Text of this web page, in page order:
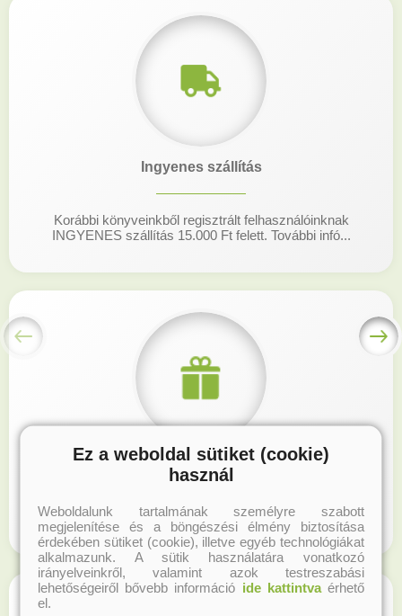
Ingyenes szállítás
Korábbi könyveinkből regisztrált felhasználóinknak
INGYENES szállítás 15.000 Ft felett. További infó...
Hűségprogram
Regisztrálj honlapunkon és gyűjtsd a hűségpontokat!
Ez a weboldal sütiket (cookie)
használ
Weboldalunk tartalmának személyre szabott
megjelenítése és a böngészési élmény biztosítása
érdekében sütiket (cookie), illetve egyéb technológiákat
alkalmazunk. A sütik használatára vonatkozó
irányelveinkről, valamint azok testreszabási
lehetőségeiről bővebb információ ide kattintvaérhető
el.